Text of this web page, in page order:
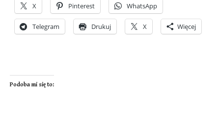
X Pinterest WhatsApp
Telegram Drukuj X Więcej
Podoba mi się to: